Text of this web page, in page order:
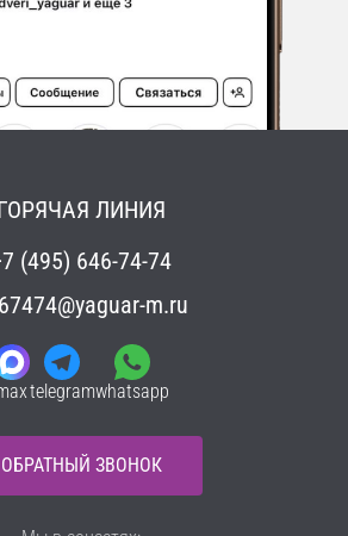
ЛИНИЯ
(495) 646-74-74
m.ru
telegramwhatsapp
ОБРАТНЫЙ ЗВОНОК